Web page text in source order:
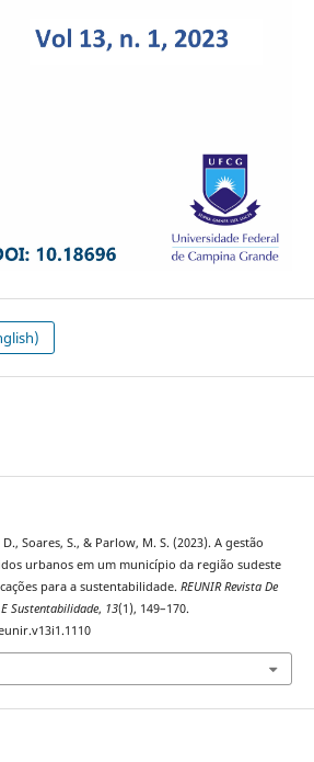
Soares, S., & Parlow, M. S. (2023). A gestão
urbanos em um município da região sudeste
para a sustentabilidade. REUNIR Revista De
Sustentabilidade, 13(1), 149–170.